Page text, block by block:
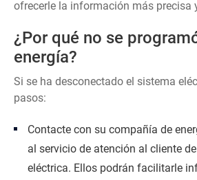
ofrecerle la información más precisa
¿Por qué no se
energía?
Si se ha desconectado el sistema
pasos:
Contacte con su compañía de
al servicio de atención al cliente
eléctrica. Ellos podrán facilitarle